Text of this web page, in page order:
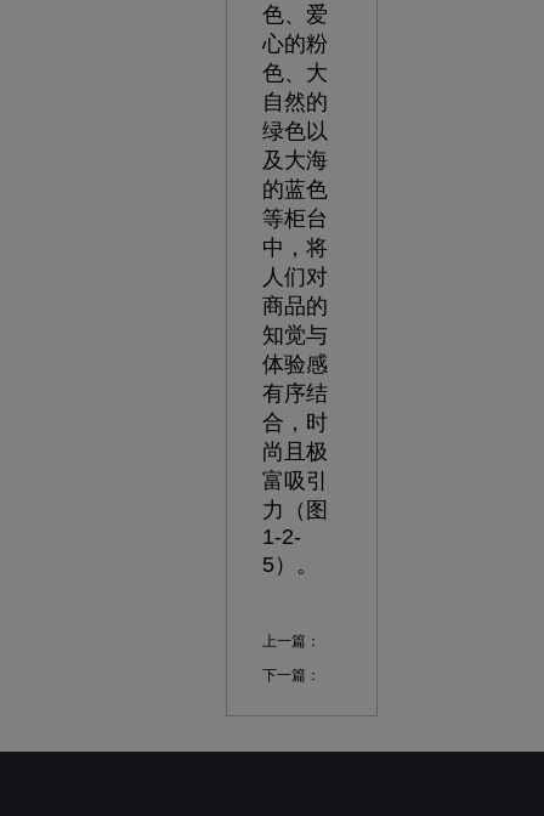
色、爱
心的粉
色、大
自然的
绿色以
及大海
的蓝色
等柜台
中，将
人们对
商品的
知觉与
体验感
有序结
合，时
尚且极
富吸引
力（图
1-2-
5）。
上一篇：
下一篇：